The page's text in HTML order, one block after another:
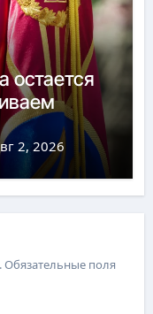
остается
2, 2026
Обязательные поля